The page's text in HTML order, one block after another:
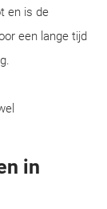
en is de
een lange tijd
in